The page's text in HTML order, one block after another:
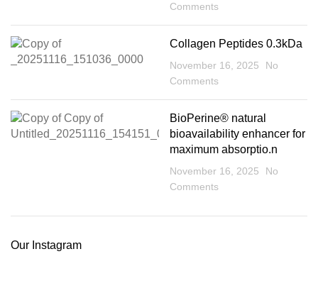
Comments
Collagen Peptides 0.3kDa
November 16, 2025
No
Comments
BioPerine®️ natural
bioavailability enhancer for
maximum absorptio.n
November 16, 2025
No
Comments
Our Instagram